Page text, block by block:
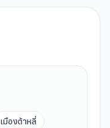
เมืองต้าหลี่